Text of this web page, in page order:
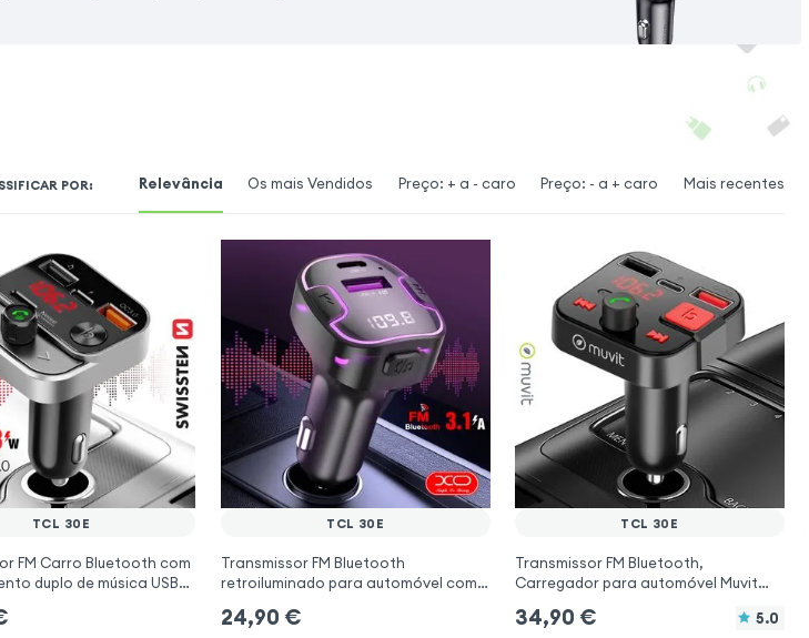
POR: Relevância Os mais Vendidos Preço: + a - caro Preço: - a + caro Mais recentes
TCL 30E
FM Carro Bluetooth com
duplo de música USB
TCL 30E
Transmissor FM Bluetooth
retroiluminado para automóvel com
24,90 €
TCL 30E
Transmissor FM Bluetooth,
Carregador para automóvel Muvit
34,90 € 5.0